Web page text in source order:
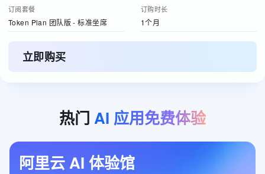
订阅套餐
Token Plan 团队版 - 标准坐席
订购时长
1个月
立即购买
热门 AI 应用免费体验
阿里云 AI 体验馆